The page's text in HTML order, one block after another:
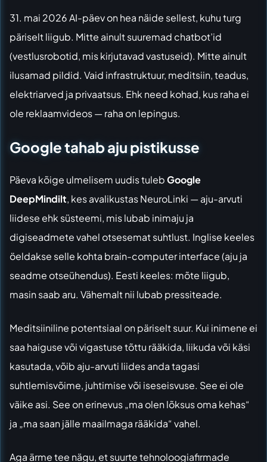
31. mai 2026 AI-päev on hea näide sellest, kuhu turg
päriselt liigub. Mitte ainult suuremad chatbot’id
(vestlusrobotid, mis kirjutavad vastuseid). Mitte ainult
ilusamad pildid. Vaid infrastruktuur, meditsiin, teadus,
elektriarved ja privaatsus. Ehk need kohad, kus raha ei
ole reklaamvideos — raha on lepingus.
Google tahab aju pistikusse
Päeva kõige ulmelisem uudis tulebGoogle
DeepMindilt, kes avalikustas NeuroLinki — aju-arvuti
liidese ehk süsteemi, mis lubab inimaju ja
digiseadmete vahel otsesemat suhtlust. Inglise keeles
öeldakse selle kohta brain-computer interface (aju ja
seadme otseühendus). Eesti keeles: mõte liigub,
masin saab aru. Vähemalt nii lubab pressiteade.
Meditsiiniline potentsiaal on päriselt suur. Kui inimene ei
saa haiguse või vigastuse tõttu rääkida, liikuda või käsi
kasutada, võib aju-arvuti liides anda tagasi
suhtlemisvõime, juhtimise või iseseisvuse. See ei ole
väike asi. See on erinevus „ma olen lõksus oma kehas“
ja „ma saan jälle maailmaga rääkida“ vahel.
Aga ärme tee nägu, et suurte tehnoloogiafirmade